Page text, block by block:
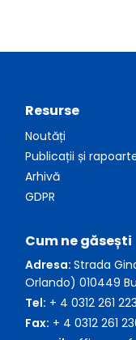
Resurse
Noutăți
Publicații și
Arhivă
GDPR
Cum ne găsești
Adresa: Strada
Orlando) 010449
Tel: + 4 0312 261 223
Fax: + 4 0312 261